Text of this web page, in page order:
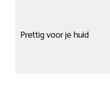
Prettig voor je huid